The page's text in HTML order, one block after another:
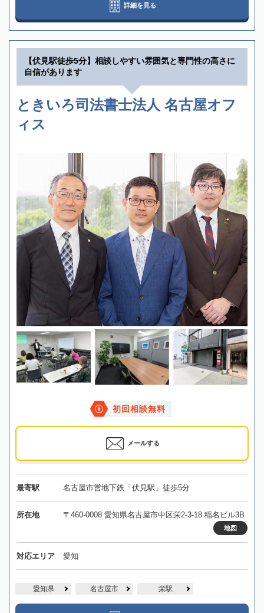
詳細を見る
【伏見駅徒歩5分】相談しやすい雰囲気と専門性の高さに
自信があります
ときいろ司法書士法人 名古屋オフ
ィス
初回相談無料
メールする
最寄駅 名古屋市営地下鉄「伏見駅」徒歩5分
所在地 〒460-0008 愛知県名古屋市中区栄2-3-18 稲名ビル3B
地図
対応エリア 愛知
愛知県 名古屋市 栄駅